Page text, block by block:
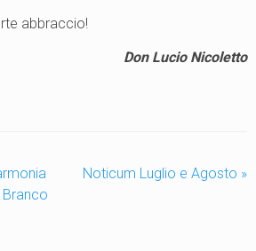
abbraccio!
Don Lucio Nicoletto
Noticum Luglio e Agosto »